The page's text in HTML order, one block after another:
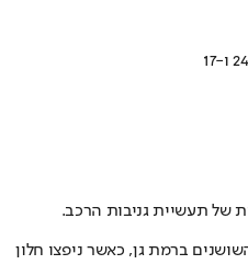
ברמת גן, כאשר ניפצו חלון